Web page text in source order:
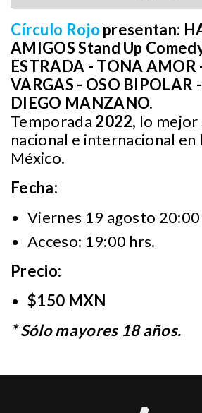
Círculo Rojo presentan:
AMIGOS Stand Up
ESTRADA - TONA AMOR
VARGAS - OSO BIPOLAR
DIEGO MANZANO.
Temporada 2022, lo mejor
nacional e internacional en
México.
Fecha:
Viernes 19 agosto 20:00
Acceso: 19:00 hrs.
Precio:
$150 MXN
* Sólo mayores 18 años.